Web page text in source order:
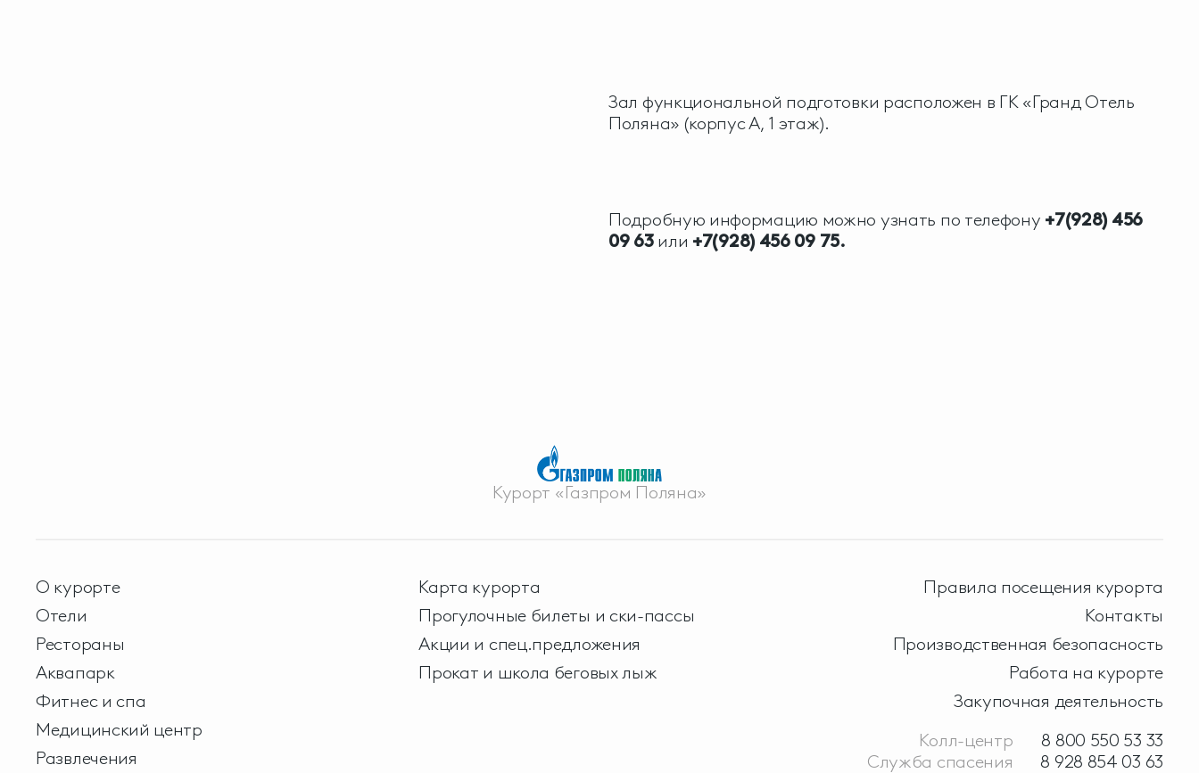
Зал функциональной подготовки расположен в ГК «Гранд Отель
Поляна» (корпус А, 1 этаж).
Подробную информацию можно узнать по телефону +7(928) 456
09 63 или +7(928) 456 09 75.
Курорт «Газпром Поляна»
О курорте
Отели
Рестораны
Аквапарк
Фитнес и спа
Медицинский центр
Развлечения
Карта курорта
Прогулочные билеты и ски-пассы
Акции и спец.предложения
Прокат и школа беговых лыж
Правила посещения курорта
Контакты
Производственная безопасность
Работа на курорте
Закупочная деятельность
Колл-центр
8 800 550 53 33
Служба спасения
8 928 854 03 63